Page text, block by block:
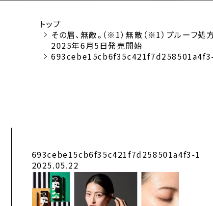
トップ
その眉、無敵。（※1）無敵（※1）プルーフ
2025年6月5日発売開始
693cebe15cb6f35c421f7d258501a4f3-1
2025.05.22